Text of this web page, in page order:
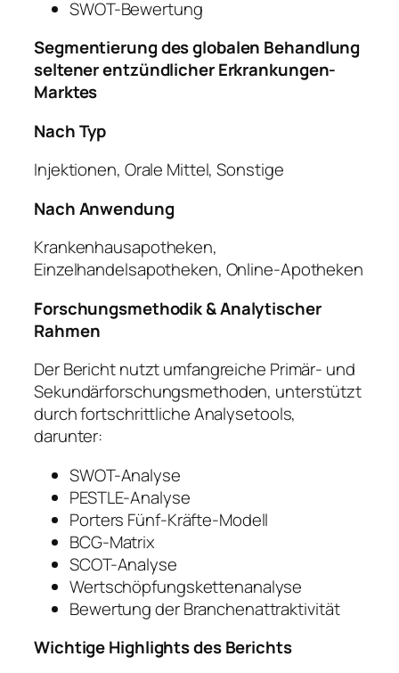
SWOT-Bewertung
Segmentierung des globalen Behandlung
seltener entzündlicher Erkrankungen-
Marktes
Nach Typ
Injektionen, Orale Mittel, Sonstige
Nach Anwendung
Krankenhausapotheken,
Einzelhandelsapotheken, Online-Apotheken
Forschungsmethodik & Analytischer
Rahmen
Der Bericht nutzt umfangreiche Primär- und
Sekundärforschungsmethoden, unterstützt
durch fortschrittliche Analysetools,
darunter:
SWOT-Analyse
PESTLE-Analyse
Porters Fünf-Kräfte-Modell
BCG-Matrix
SCOT-Analyse
Wertschöpfungskettenanalyse
Bewertung der Branchenattraktivität
Wichtige Highlights des Berichts